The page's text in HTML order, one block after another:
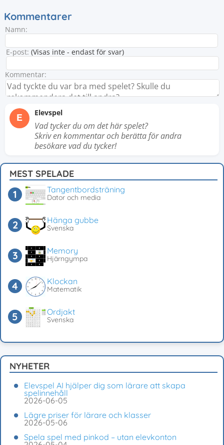
Kommentarer
Namn:
E-post: (Visas inte - endast för svar)
Kommentar:
E Elevspel
Vad tycker du om det här spelet?
Skriv en kommentar och berätta för andra
besökare vad du tycker!
MEST SPELADE
Tangentbordsträning
Dator och media
Hänga gubbe
Svenska
Memory
Hjärngympa
Klockan
Matematik
Ordjakt
Svenska
NYHETER
Elevspel AI hjälper dig som lärare att skapa
spelinnehåll
2026-06-05
Lägre priser för lärare och klasser
2026-05-06
Spela spel med pinkod – utan elevkonton